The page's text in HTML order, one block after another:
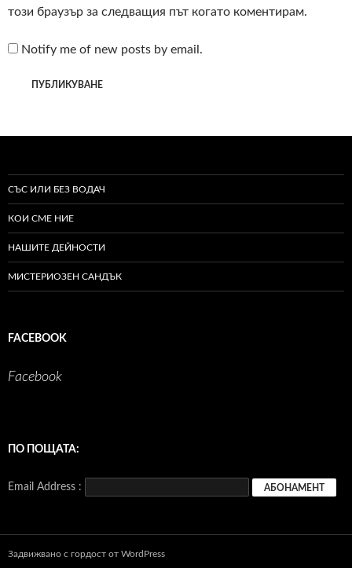
този браузър за следващия път когато коментирам.
Notify me of new posts by email.
СЪС ИЛИ БЕЗ ВОДАЧ
КОИ СМЕ НИЕ
НАШИТЕ ДЕЙНОСТИ
МИСТЕРИОЗЕН САНДЪК
FACEBOOK
Facebook
ПО ПОЩАТА:
Email Address :
Задвижвано с гордост от WordPress